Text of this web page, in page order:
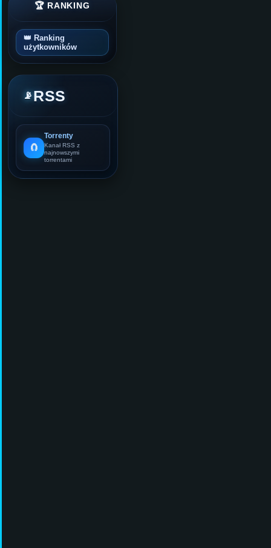
🏆 RANKING
👑 Ranking
użytkowników
📡RSS
🧲
Torrenty
Kanał RSS z
najnowszymi
torrentami